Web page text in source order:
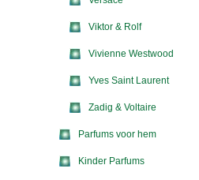
Viktor & Rolf
Vivienne Westwood
Yves Saint Laurent
Zadig & Voltaire
Parfums voor hem
Kinder Parfums